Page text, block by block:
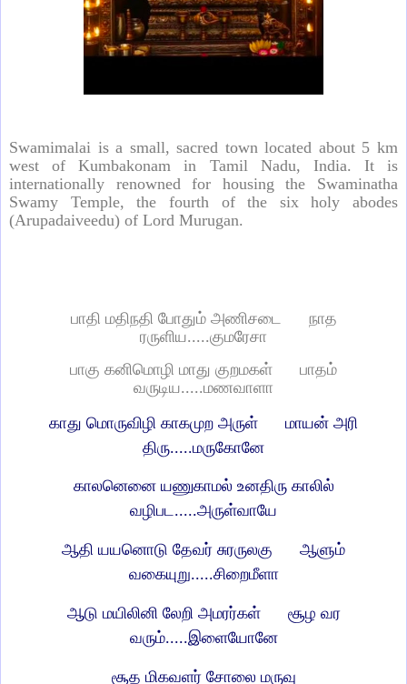
Swamimalai is a small, sacred town located about 5 km
west of Kumbakonam in Tamil Nadu, India. It is
internationally renowned for housing the Swaminatha
Swamy Temple, the fourth of the six holy abodes
(Arupadaiveedu) of Lord Murugan.
பாதி மதிநதி போதும் அணிசடை
நாத
ரருளிய.....குமரேசா
பாகு கனிமொழி மாது குறமகள்
பாதம்
வருடிய.....மணவாளா
காது மொருவிழி காகமுற அருள்
மாயன் அரி
திரு.....மருகோனே
காலனெனை யணுகாமல் உனதிரு காலில்
வழிபட.....அருள்வாயே
ஆதி யயனொடு தேவர் சுரருலகு
ஆளும்
வகையுறு.....சிறைமீளா
ஆடு மயிலினி லேறி அமரர்கள்
சூழ வர
வரும்.....இளையோனே
சூத மிகவளர் சோலை மருவு